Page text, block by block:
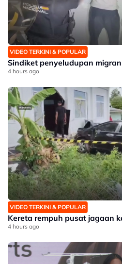
VIDEO TERKINI & POPULAR
Sindiket penyeludupan
4 hours ago
VIDEO TERKINI & POPULAR
Kereta rempuh pusat jagaan
4 hours ago